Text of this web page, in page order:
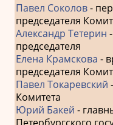
Павел Соколов-
председателя
Александр Тетерин
председателя
Елена Крамскова -
председателя
Павел Токаревский
Комитета
Юрий Бакей -